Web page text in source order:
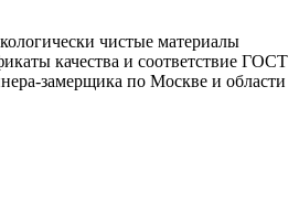
чистые материалы
качества и соответствие ГОСТ
замерщика по Москве и области